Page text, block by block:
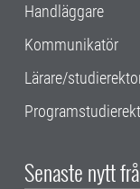
Handläggare
Kommunikatör
Lärare/
Senaste nytt